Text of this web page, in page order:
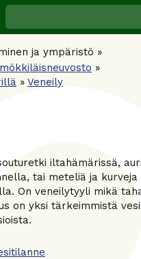
ja ympäristö »
»
» Veneily
iltahämärissä,
tai meteliä ja kurveja
On veneilytyyli mikä
on yksi tärkeimmistä